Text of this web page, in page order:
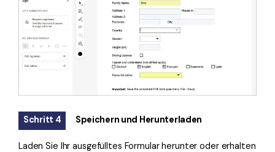
Schritt 4 Speichern und Herunterladen
Laden Sie Ihr ausgefülltes Formular herunter oder erhalten